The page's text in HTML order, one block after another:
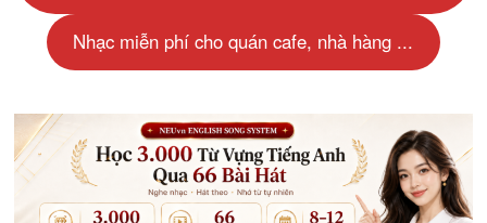
Nhạc miễn phí cho quán cafe, nhà hàng ...